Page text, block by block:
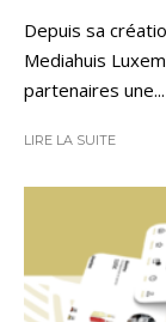
Depuis sa
Mediahuis
partenaires une...
LIRE LA SUITE